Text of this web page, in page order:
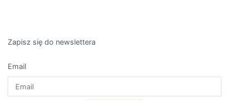
Zapisz się do newslettera
Email